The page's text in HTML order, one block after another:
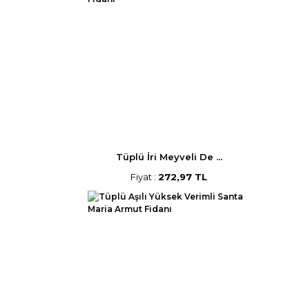
Tüplü İri Meyveli De ...
Fiyat : 272,97 TL